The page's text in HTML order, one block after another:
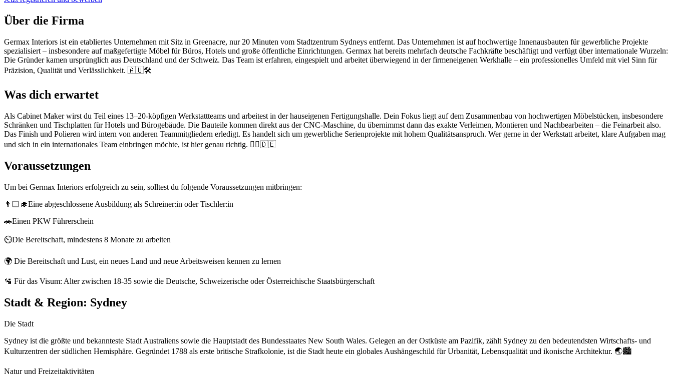
Über die Firma
Germax Interiors ist ein etabliertes Unternehmen mit Sitz in Greenacre, nur 20 Minuten vom Stadtzentrum Sydneys entfernt. Das Unternehmen ist auf hochwertige Innenausbauten für gewerbliche Projekte
spezialisiert – insbesondere auf maßgefertigte Möbel für Büros, Hotels und große öffentliche Einrichtungen. Germax hat bereits mehrfach deutsche Fachkräfte beschäftigt und verfügt über internationale Wurzeln:
Die Gründer kamen ursprünglich aus Deutschland und der Schweiz. Das Team ist erfahren, eingespielt und arbeitet überwiegend in der firmeneigenen Werkhalle – ein professionelles Umfeld mit viel Sinn für
Präzision, Qualität und Verlässlichkeit. 🇦🇺🛠️
Was dich erwartet
Als Cabinet Maker wirst du Teil eines 13–20-köpfigen Werkstattteams und arbeitest in der hauseigenen Fertigungshalle. Dein Fokus liegt auf dem Zusammenbau von hochwertigen Möbelstücken, insbesondere
Schränken und Tischplatten für Hotels und Bürogebäude. Die Bauteile kommen direkt aus der CNC-Maschine, du übernimmst dann das exakte Verleimen, Montieren und Nachbearbeiten – die Feinarbeit also.
Das Finish und Polieren wird intern von anderen Teammitgliedern erledigt. Es handelt sich um gewerbliche Serienprojekte mit hohem Qualitätsanspruch. Wer gerne in der Werkstatt arbeitet, klare Aufgaben mag
und sich in ein internationales Team einbringen möchte, ist hier genau richtig. 👷‍♂️🇩🇪
Voraussetzungen
Um bei Germax Interiors erfolgreich zu sein, solltest du folgende Voraussetzungen mitbringen:
👨🏻‍🎓Eine abgeschlossene Ausbildung als Schreiner:in oder Tischler:in
🚗Einen PKW Führerschein
⏲️Die Bereitschaft, mindestens 8 Monate zu arbeiten
🌍 Die Bereitschaft und Lust, ein neues Land und neue Arbeitsweisen kennen zu lernen
🛂 Für das Visum: Alter zwischen 18-35 sowie die Deutsche, Schweizerische oder Österreichische Staatsbürgerschaft
Stadt & Region: Sydney
Die Stadt
Sydney ist die größte und bekannteste Stadt Australiens sowie die Hauptstadt des Bundesstaates New South Wales. Gelegen an der Ostküste am Pazifik, zählt Sydney zu den bedeutendsten Wirtschafts- und
Kulturzentren der südlichen Hemisphäre. Gegründet 1788 als erste britische Strafkolonie, ist die Stadt heute ein globales Aushängeschild für Urbanität, Lebensqualität und ikonische Architektur. 🌏🏙️
Natur und Freizeitaktivitäten